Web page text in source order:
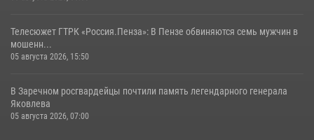
Телесюжет ГТРК «Россия.Пенза»: В Пензе обвиняются семь мужчин в
мошенн...
05 августа 2026, 15:50
В Заречном росгвардейцы почтили память легендарного генерала
Яковлева
05 августа 2026, 07:00